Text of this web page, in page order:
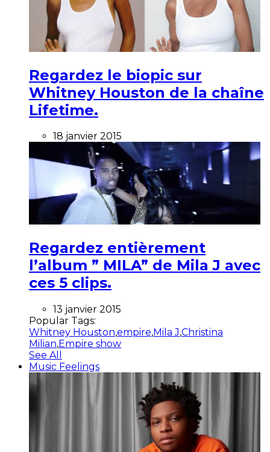
Regardez le biopic sur
Whitney Houston de la chaîne
Lifetime.
18 janvier 2015
Regardez entièrement
l’album ” MILA” de Mila J avec
ces 5 clips.
13 janvier 2015
Popular Tags:
Whitney Houston,empire,Mila J,Christina
Milian,Empire show
See All
Music Feelings